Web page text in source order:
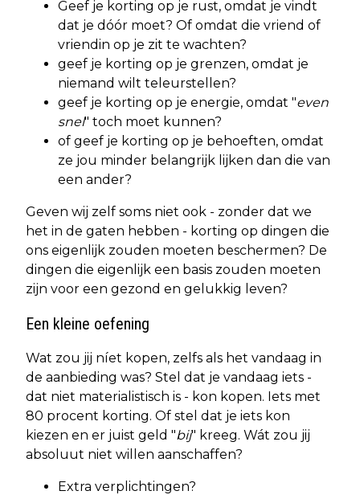
Geef je korting op je rust, omdat je vindt
dat je dóór moet? Of omdat die vriend of
vriendin op je zit te wachten?
geef je korting op je grenzen, omdat je
niemand wilt teleurstellen?
geef je korting op je energie, omdat "even
snel" toch moet kunnen?
of geef je korting op je behoeften, omdat
ze jou minder belangrijk lijken dan die van
een ander?
Geven wij zelf soms niet ook - zonder dat we
het in de gaten hebben - korting op dingen die
ons eigenlijk zouden moeten beschermen? De
dingen die eigenlijk een basis zouden moeten
zijn voor een gezond en gelukkig leven?
Een kleine oefening
Wat zou jij níet kopen, zelfs als het vandaag in
de aanbieding was? Stel dat je vandaag iets -
dat niet materialistisch is - kon kopen. Iets met
80 procent korting. Of stel dat je iets kon
kiezen en er juist geld "bij" kreeg. Wát zou jij
absoluut niet willen aanschaffen?
Extra verplichtingen?